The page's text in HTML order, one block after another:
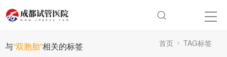
与“双胞胎”相关的标签 首页 TAG标签